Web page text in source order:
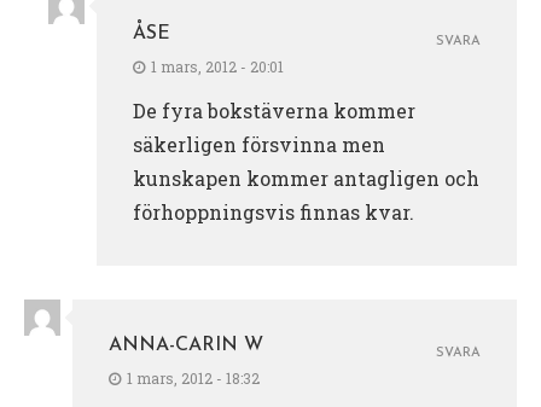
ÅSE
1 mars, 2012 - 20:01
De fyra bokstäverna kommer
säkerligen försvinna men
kunskapen kommer antagligen och
förhoppningsvis finnas kvar.
SVARA
ANNA-CARIN W
1 mars, 2012 - 18:32
SVARA